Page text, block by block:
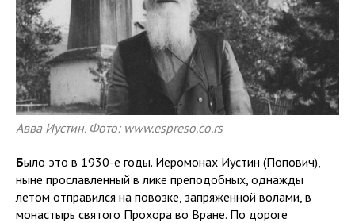
Авва Иустин. Фото: www.espreso.co.rs
Было это в 1930-е годы. Иеромонах Иустин (Попович),
ныне прославленный в лике преподобных, однажды
летом отправился на повозке, запряженной волами, в
монастырь святого Прохора во Вране. По дороге